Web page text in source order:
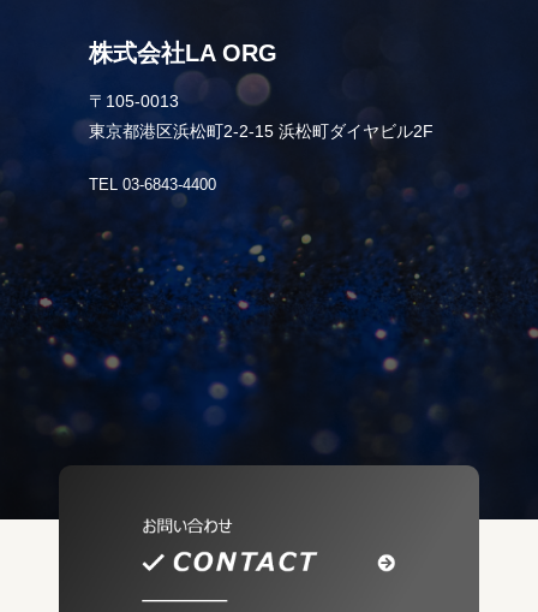
株式会社LA ORG
〒105-0013
東京都港区浜松町2-2-15 浜松町ダイヤビル2F
TEL 03-6843-4400